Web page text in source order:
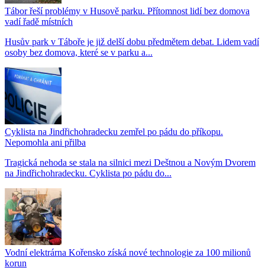
Tábor řeší problémy v Husově parku. Přítomnost lidí bez domova
vadí řadě místních
Husův park v Táboře je již delší dobu předmětem debat. Lidem vadí
osoby bez domova, které se v parku a...
Cyklista na Jindřichohradecku zemřel po pádu do příkopu.
Nepomohla ani přilba
Tragická nehoda se stala na silnici mezi Deštnou a Novým Dvorem
na Jindřichohradecku. Cyklista po pádu do...
Vodní elektrárna Kořensko získá nové technologie za 100 milionů
korun